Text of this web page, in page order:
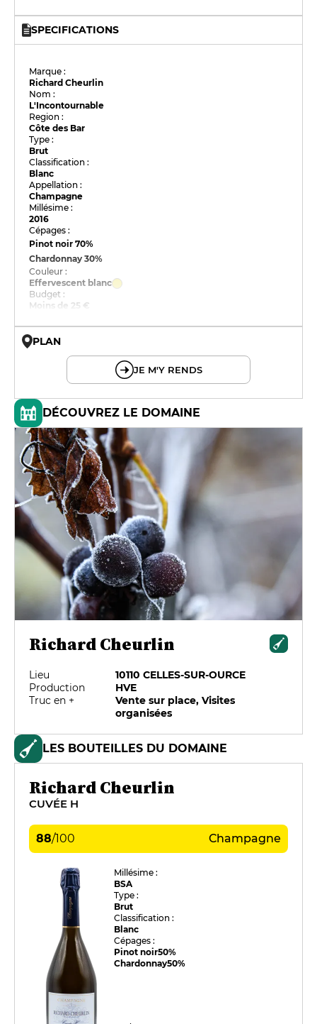
SPECIFICATIONS
Marque :
Richard Cheurlin
Nom :
L'Incontournable
Region :
Côte des Bar
Type :
Brut
Classification :
Blanc
Appellation :
Champagne
Millésime :
2016
Cépages :
Pinot noir70%
Chardonnay30%
Couleur :
Effervescent blanc
Budget :
Moins de 25 €
PLAN
JE M'Y RENDS
DÉCOUVREZ LE DOMAINE
Richard Cheurlin
Lieu
10110 CELLES-SUR-OURCE
Production
HVE
Truc en +
Vente sur place, Visites
organisées
LES BOUTEILLES DU DOMAINE
Richard Cheurlin
CUVÉE H
88/100 Champagne
Millésime :
BSA
Type :
Brut
Classification :
Blanc
Cépages :
Pinot noir50%
Chardonnay50%